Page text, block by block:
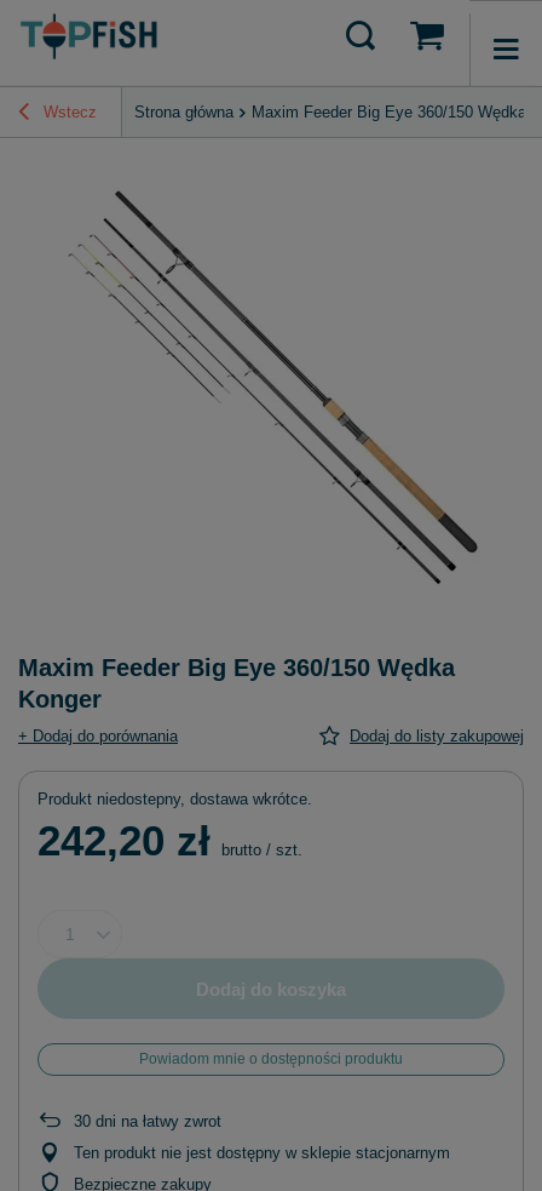
Wstecz Strona główna Maxim Feeder Big Eye 360/150 Wędka
Maxim Feeder Big Eye 360/150 Wędka
Konger
+ Dodaj do porównania Dodaj do listy zakupowej
Produkt niedostepny, dostawa wkrótce
242,20 zł brutto / szt.
Dodaj do koszyka
Powiadom mnie o dostępności produktu
30 dni na łatwy zwrot
Ten produkt nie jest dostępny w sklepie stacjonarnym
Bezpieczne zakupy